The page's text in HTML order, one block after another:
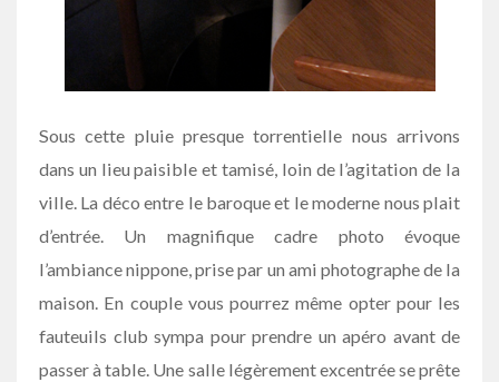
Sous cette pluie presque torrentielle nous arrivons
dans un lieu paisible et tamisé, loin de l’agitation de la
ville. La déco entre le baroque et le moderne nous plait
d’entrée. Un magnifique cadre photo évoque
l’ambiance nippone, prise par un ami photographe de la
maison. En couple vous pourrez même opter pour les
fauteuils club sympa pour prendre un apéro avant de
passer à table. Une salle légèrement excentrée se prête